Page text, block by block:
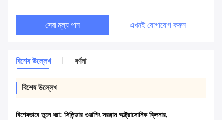
সেরা মূল্য পান এখনই যোগাযোগ করুন
বিশেষ উল্লেখ বর্ণনা
বিশেষ উল্লেখ
বিশেষভাবে তুলে ধরা: সিলিন্ডার ওয়াশিং সরঞ্জাম আল্ট্রাসোনিক ক্লিনার,